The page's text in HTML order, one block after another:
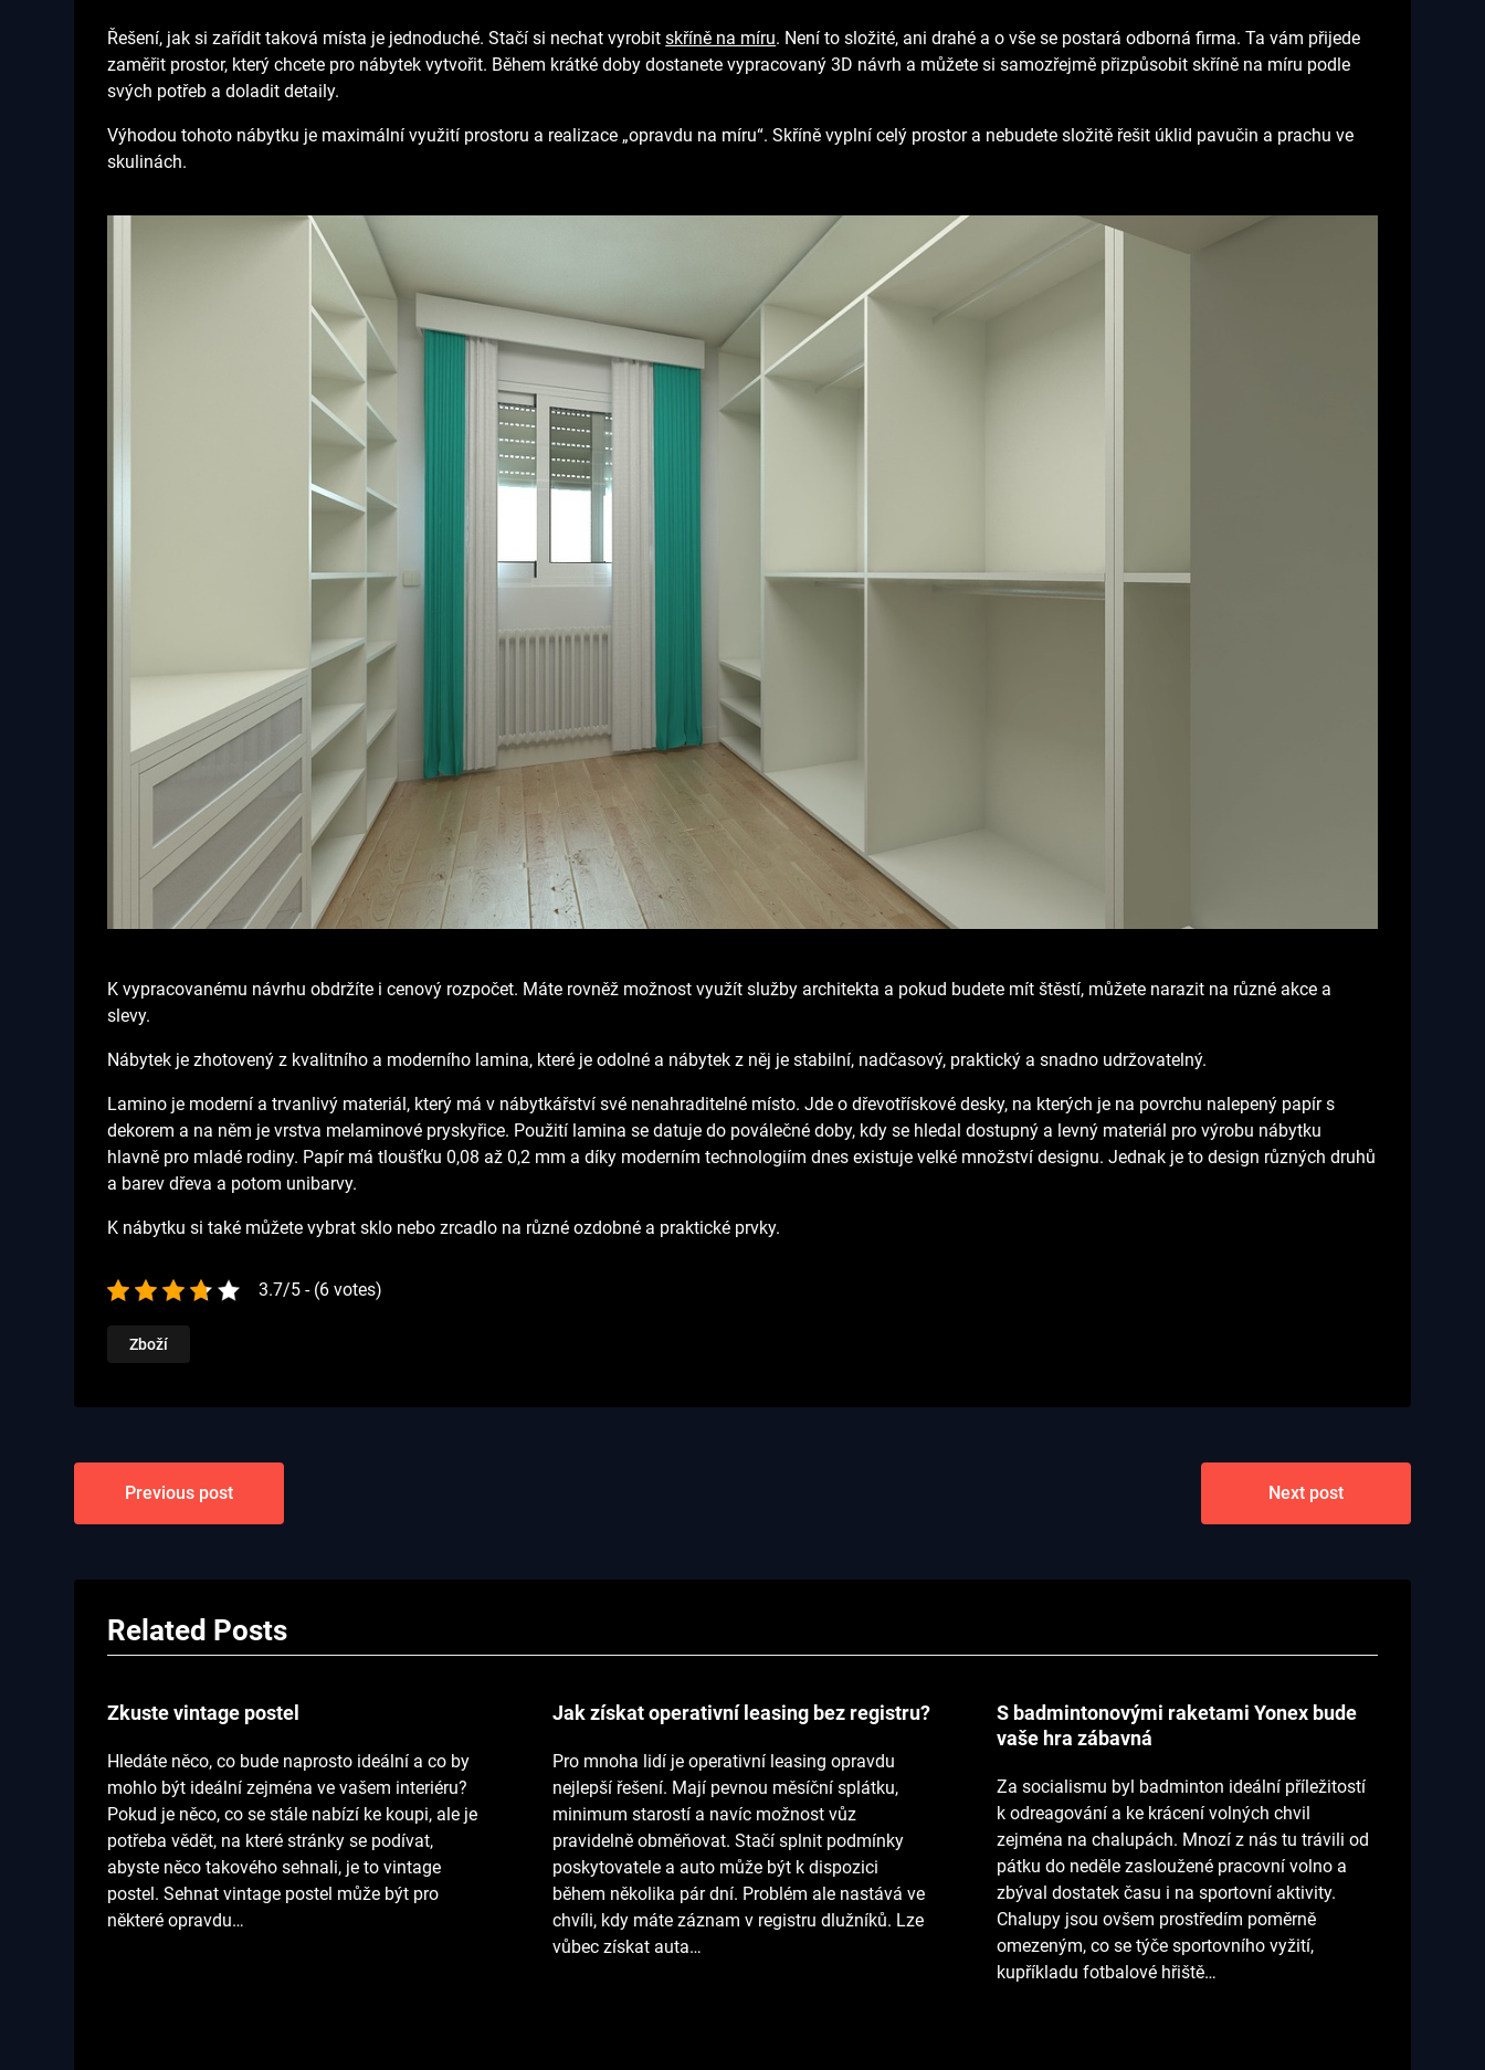
Řešení, jak si zařídit taková místa je jednoduché. Stačí si nechat vyrobitskříně na míru. Není to složité, ani drahé a o vše se postará odborná firma. Ta vám přijede
zaměřit prostor, který chcete pro nábytek vytvořit. Během krátké doby dostanete vypracovaný 3D návrh a můžete si samozřejmě přizpůsobit skříně na míru podle
svých potřeb a doladit detaily.
Výhodou tohoto nábytku je maximální využití prostoru a realizace „opravdu na míru“. Skříně vyplní celý prostor a nebudete složitě řešit úklid pavučin a prachu ve
skulinách.
K vypracovanému návrhu obdržíte i cenový rozpočet. Máte rovněž možnost využít služby architekta a pokud budete mít štěstí, můžete narazit na různé akce a
slevy.
Nábytek je zhotovený z kvalitního a moderního lamina, které je odolné a nábytek z něj je stabilní, nadčasový, praktický a snadno udržovatelný.
Lamino je moderní a trvanlivý materiál, který má v nábytkářství své nenahraditelné místo. Jde o dřevotřískové desky, na kterých je na povrchu nalepený papír s
dekorem a na něm je vrstva melaminové pryskyřice. Použití lamina se datuje do poválečné doby, kdy se hledal dostupný a levný materiál pro výrobu nábytku
hlavně pro mladé rodiny. Papír má tloušťku 0,08 až 0,2 mm a díky moderním technologiím dnes existuje velké množství designu. Jednak je to design různých druhů
a barev dřeva a potom unibarvy.
K nábytku si také můžete vybrat sklo nebo zrcadlo na různé ozdobné a praktické prvky.
3.7/5 - (6 votes)
Zboží
Navigace
pro
příspěvek
Previous post Next post
Related Posts
Zkuste vintage postel
Hledáte něco, co bude naprosto ideální a co by
mohlo být ideální zejména ve vašem interiéru?
Pokud je něco, co se stále nabízí ke koupi, ale je
potřeba vědět, na které stránky se podívat,
abyste něco takového sehnali, je to vintage
postel. Sehnat vintage postel může být pro
některé opravdu…
Jak získat operativní leasing bez registru?
Pro mnoha lidí je operativní leasing opravdu
nejlepší řešení. Mají pevnou měsíční splátku,
minimum starostí a navíc možnost vůz
pravidelně obměňovat. Stačí splnit podmínky
poskytovatele a auto může být k dispozici
během několika pár dní. Problém ale nastává ve
chvíli, kdy máte záznam v registru dlužníků. Lze
vůbec získat auta…
S badmintonovými raketami Yonex bude
vaše hra zábavná
Za socialismu byl badminton ideální příležitostí
k odreagování a ke krácení volných chvil
zejména na chalupách. Mnozí z nás tu trávili od
pátku do neděle zasloužené pracovní volno a
zbýval dostatek času i na sportovní aktivity.
Chalupy jsou ovšem prostředím poměrně
omezeným, co se týče sportovního vyžití,
kupříkladu fotbalové hřiště…